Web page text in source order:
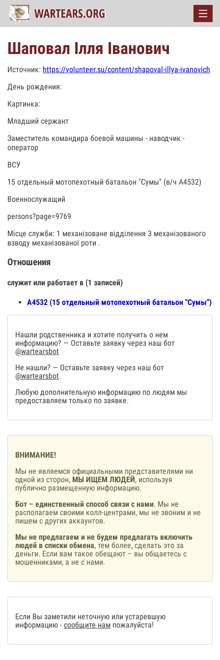
Шаповал Ілля Іванович
Источник: https://volunteer.su/content/shapoval-illya-ivanovich
День рождения:
Картинка:
Младший сержант
Заместитель командира боевой машины - наводчик -
оператор
ВСУ
15 отдельный мотопехотный батальон "Сумы" (в/ч А4532)
Военнослужащий
persons?page=9769
Місце служби: 1 механізоване відділення 3 механізованого
взводу механізованої роти .
Отношения
служит или работает в (1 записей)
А4532 (15 отдельный мотопехотный батальон "Сумы")
Нашли родственника и хотите получить о нем
информацию? — Оставьте заявку через наш бот
@wartearsbot
Не нашли? — Оставьте заявку через наш бот
@wartearsbot.
Любую дополнительную информацию по людям мы
предоставляем только по заявке.
ВНИМАНИЕ!
Мы не являемся официальными представителями ни
одной из сторон, МЫ ИЩЕМ ЛЮДЕЙ, используя
публично размещенную информацию.
Бот – единственный способ связи с нами. Мы не
располагаем своими колл-центрами, мы не звоним и не
пишем с других аккаунтов.
Мы не предлагаем и не будем предлагать включить
людей в списки обмена, тем более, сделать это за
деньги. Если вам такое обещают – вы общаетесь с
мошенниками, а не с нами.
Если Вы заметили неточную или устаревшую
информацию - сообщите нам пожалуйста!